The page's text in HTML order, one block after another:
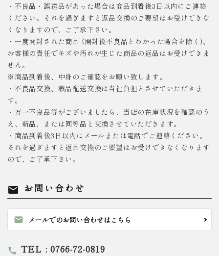
・不良品・誤送品があった場合は商品到着後3日以内にご連絡
ください。それを過ぎますと返品交換のご要望はお受けできな
くなりますので、ご了承下さい。
・一度開封された商品 (開封後不良品とわかった場合を除く)、
お客様の責任でキズや汚れが生じた商品の返品はお受けできま
せん。
※商品到着後、中身のご確認をお願い致します。
・不良品交換、誤品配送交換は当社負担とさせていただきま
す。
・万一不良品等がございましたら、当店の在庫状況を確認のう
え、新品、または同等品と交換させていただきます。
・商品到着後3日以内にメールまたは電話でご連絡ください。
それを過ぎますと返品交換のご要望はお受けできなくなります
ので、ご了承下さい。
mail お問い合わせ
mail メールでのお問い合わせはこちら
call TEL : 0766-72-0819